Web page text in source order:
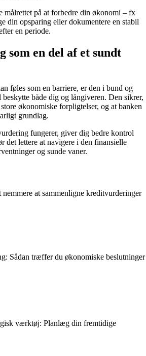
målrettet på at forbedre din økonomi – fx
din opsparing eller dokumentere en stabil
en periode.
en del af et sundt
føles som en barriere, er den i bund og
beskytte både dig og långiveren. Den sikrer,
økonomiske forpligtelser, og at banken
grundlag.
fungerer, giver dig bedre kontrol
det lettere at navigere i den finansielle
og sunde vaner.
at sammenligne kreditvurderinger
Sådan træffer du økonomiske beslutninger
værktøj: Planlæg din fremtidige